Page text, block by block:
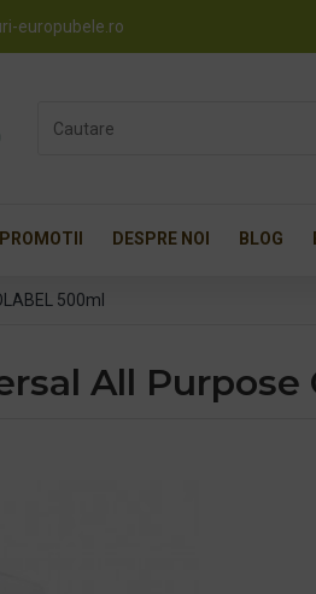
europubele.ro
PROMOTII DESPRE NOI BLOG
500ml
All Purpose